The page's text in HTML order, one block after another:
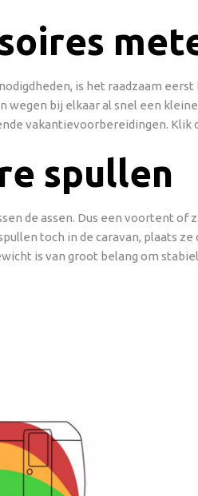
is het raadzaam
bij elkaar al snel een
vakantievoorbereidingen. Klik
spullen
de assen. Dus een voortent
toch in de caravan, plaats
is van groot belang om